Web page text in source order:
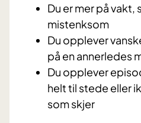
Du er mer på
mistenksom
Du opplever
på en annerledes
Du opplever
helt til stede eller
som skjer